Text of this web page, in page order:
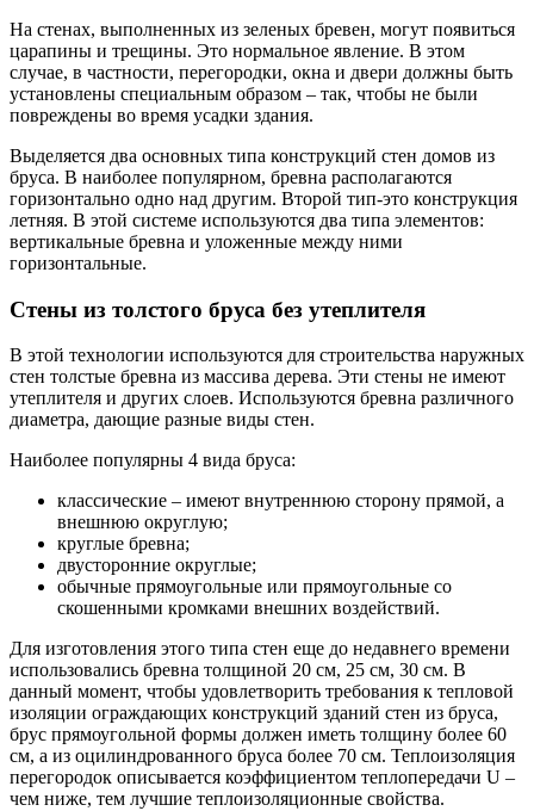
На стенах, выполненных из зеленых бревен, могут появиться
царапины и трещины. Это нормальное явление. В этом
случае, в частности, перегородки, окна и двери должны быть
установлены специальным образом – так, чтобы не были
повреждены во время усадки здания.
Выделяется два основных типа конструкций стен домов из
бруса. В наиболее популярном, бревна располагаются
горизонтально одно над другим. Второй тип-это конструкция
летняя. В этой системе используются два типа элементов:
вертикальные бревна и уложенные между ними
горизонтальные.
Стены из толстого бруса без утеплителя
В этой технологии используются для строительства наружных
стен толстые бревна из массива дерева. Эти стены не имеют
утеплителя и других слоев. Используются бревна различного
диаметра, дающие разные виды стен.
Наиболее популярны 4 вида бруса:
классические – имеют внутреннюю сторону прямой, а
внешнюю округлую;
круглые бревна;
двусторонние округлые;
обычные прямоугольные или прямоугольные со
скошенными кромками внешних воздействий.
Для изготовления этого типа стен еще до недавнего времени
использовались бревна толщиной 20 см, 25 см, 30 см. В
данный момент, чтобы удовлетворить требования к тепловой
изоляции ограждающих конструкций зданий стен из бруса,
брус прямоугольной формы должен иметь толщину более 60
см, а из оцилиндрованного бруса более 70 см. Теплоизоляция
перегородок описывается коэффициентом теплопередачи U –
чем ниже, тем лучшие теплоизоляционные свойства.